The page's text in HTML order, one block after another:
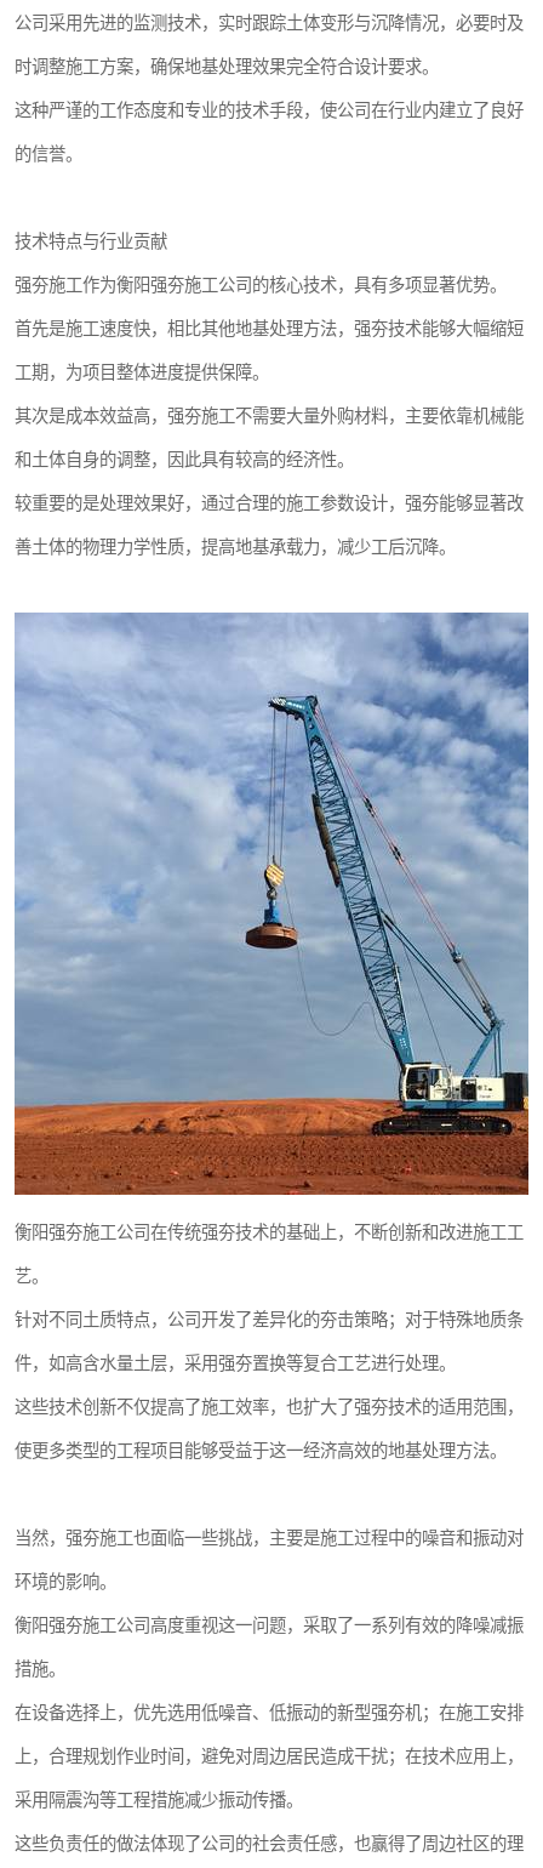
公司采用先进的监测技术，实时跟踪土体变形与沉降情况，必要时及
时调整施工方案，确保地基处理效果完全符合设计要求。
这种严谨的工作态度和专业的技术手段，使公司在行业内建立了良好
的信誉。
技术特点与行业贡献
强夯施工作为衡阳强夯施工公司的核心技术，具有多项显著优势。
首先是施工速度快，相比其他地基处理方法，强夯技术能够大幅缩短
工期，为项目整体进度提供保障。
其次是成本效益高，强夯施工不需要大量外购材料，主要依靠机械能
和土体自身的调整，因此具有较高的经济性。
较重要的是处理效果好，通过合理的施工参数设计，强夯能够显著改
善土体的物理力学性质，提高地基承载力，减少工后沉降。
衡阳强夯施工公司在传统强夯技术的基础上，不断创新和改进施工工
艺。
针对不同土质特点，公司开发了差异化的夯击策略；对于特殊地质条
件，如高含水量土层，采用强夯置换等复合工艺进行处理。
这些技术创新不仅提高了施工效率，也扩大了强夯技术的适用范围，
使更多类型的工程项目能够受益于这一经济高效的地基处理方法。
当然，强夯施工也面临一些挑战，主要是施工过程中的噪音和振动对
环境的影响。
衡阳强夯施工公司高度重视这一问题，采取了一系列有效的降噪减振
措施。
在设备选择上，优先选用低噪音、低振动的新型强夯机；在施工安排
上，合理规划作业时间，避免对周边居民造成干扰；在技术应用上，
采用隔震沟等工程措施减少振动传播。
这些负责任的做法体现了公司的社会责任感，也赢得了周边社区的理